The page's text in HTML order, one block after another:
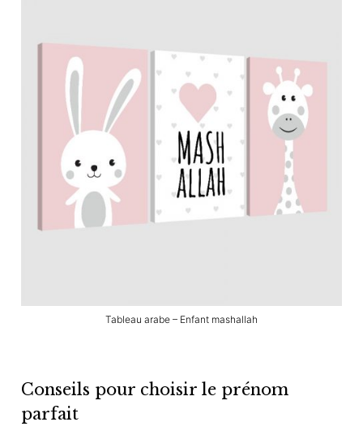
Tableau arabe – Enfant mashallah
Conseils pour choisir le prénom
parfait